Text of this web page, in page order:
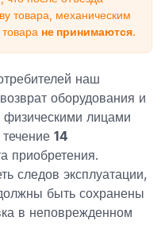
товара, механическим
не принимаются.
наш
оборудования и
физическими лицами
14
приобретения.
следов эксплуатации,
быть сохранены
в неповрежденном